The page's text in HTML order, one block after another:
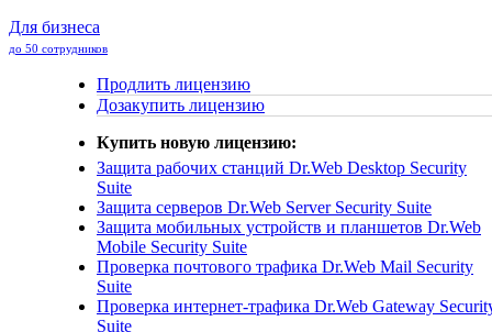
Для бизнеса
до 50 сотрудников
Продлить лицензию
Дозакупить лицензию
Купить новую лицензию:
Защита рабочих станций Dr.Web Desktop Security
Suite
Защита серверов Dr.Web Server Security Suite
Защита мобильных устройств и планшетов Dr.Web
Mobile Security Suite
Проверка почтового трафика Dr.Web Mail Security
Suite
Проверка интернет-трафика Dr.Web Gateway
Suite